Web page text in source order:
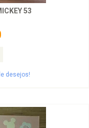
53
desejos!